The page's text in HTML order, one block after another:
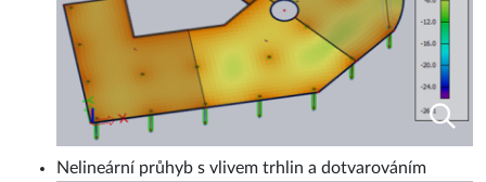
Nelineární průhyb s vlivem trhlin a dotvarováním